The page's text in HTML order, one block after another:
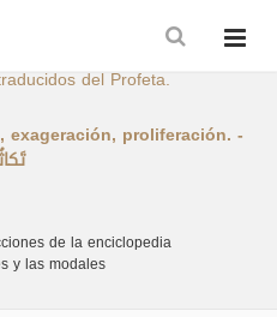
proliferación. -
de la enciclopedia
y las modales